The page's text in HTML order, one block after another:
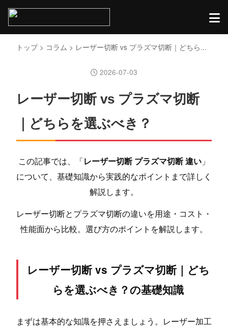
トップ> コラム > レーザー切断 vs プラズマ切断｜どちら...
2026-07-03
レーザー切断 vs プラズマ切断
｜どちらを選ぶべき？
この記事では、「レーザー切断 プラズマ切断 違い 」
について、基礎知識から実践的なポイントまで詳しく
解説します。
レーザー切断とプラズマ切断の違いを用途・コスト・
性能面から比較。選び方のポイントを解説します。
レーザー切断 vs プラズマ切断｜どち
らを選ぶべき？の基礎知識
まずは基本的な知識を押さえましょう。レーザー加工